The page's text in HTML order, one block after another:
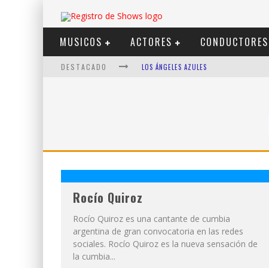
MUSICOS ACTORES CONDUCTORES
DESTACADO LOS ÁNGELES AZULES
DUKI
Rocío Quiroz
Rocío Quiroz es una cantante de cumbia
argentina de gran convocatoria en las redes
sociales. Rocío Quiroz es la nueva sensación de
la cumbia...